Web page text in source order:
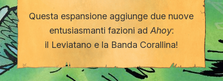
Questa espansione aggiunge due nuove
entusiasmanti fazioni ad Ahoy:
il Leviatano e la Banda Corallina!